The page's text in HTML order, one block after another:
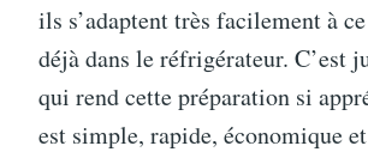
ils s’adaptent très facilement à
déjà dans le réfrigérateur. C’est
qui rend cette préparation si
est simple, rapide, économique